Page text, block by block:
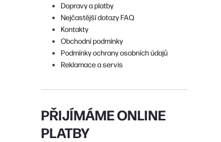
Dopravy a platby
Nejčastější dotazy FAQ
Kontakty
Obchodní podmínky
Podmínky ochrany osobních údajů
Reklamace a servis
PŘIJÍMÁME ONLINE
PLATBY